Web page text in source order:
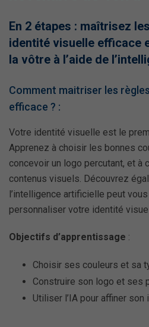
En 2 étapes : maîtrisez
identité visuelle efficace
la vôtre à l’aide de
Comment maitriser les
efficace ? :
Votre identité visuelle est le
Apprenez à choisir les bonnes
concevoir un logo percutant, et à
contenus visuels. Découvrez
l’intelligence artificielle peut
personnaliser votre identité
Objectifs d’apprentissage :
Choisir ses couleurs et sa
Construire son logo et ses
Utiliser l’IA pour affiner